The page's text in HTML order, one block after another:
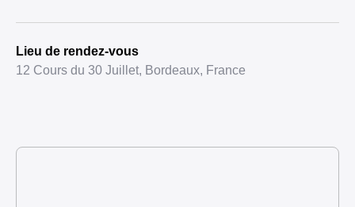
Lieu de rendez-vous
12 Cours du 30 Juillet, Bordeaux, France